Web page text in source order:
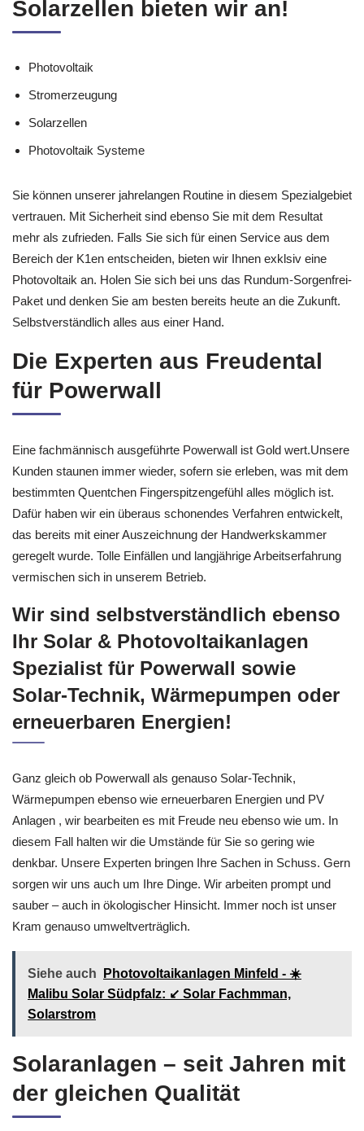
Solarzellen bieten wir an!
Photovoltaik
Stromerzeugung
Solarzellen
Photovoltaik Systeme
Sie können unserer jahrelangen Routine in diesem Spezialgebiet
vertrauen. Mit Sicherheit sind ebenso Sie mit dem Resultat
mehr als zufrieden. Falls Sie sich für einen Service aus dem
Bereich der K1en entscheiden, bieten wir Ihnen exklsiv eine
Photovoltaik an. Holen Sie sich bei uns das Rundum-Sorgenfrei-
Paket und denken Sie am besten bereits heute an die Zukunft.
Selbstverständlich alles aus einer Hand.
Die Experten aus Freudental
für Powerwall
Eine fachmännisch ausgeführte Powerwall ist Gold wert.Unsere
Kunden staunen immer wieder, sofern sie erleben, was mit dem
bestimmten Quentchen Fingerspitzengefühl alles möglich ist.
Dafür haben wir ein überaus schonendes Verfahren entwickelt,
das bereits mit einer Auszeichnung der Handwerkskammer
geregelt wurde. Tolle Einfällen und langjährige Arbeitserfahrung
vermischen sich in unserem Betrieb.
Wir sind selbstverständlich ebenso
Ihr Solar & Photovoltaikanlagen
Spezialist für Powerwall sowie
Solar-Technik, Wärmepumpen oder
erneuerbaren Energien!
Ganz gleich ob Powerwall als genauso Solar-Technik,
Wärmepumpen ebenso wie erneuerbaren Energien und PV
Anlagen , wir bearbeiten es mit Freude neu ebenso wie um. In
diesem Fall halten wir die Umstände für Sie so gering wie
denkbar. Unsere Experten bringen Ihre Sachen in Schuss. Gern
sorgen wir uns auch um Ihre Dinge. Wir arbeiten prompt und
sauber – auch in ökologischer Hinsicht. Immer noch ist unser
Kram genauso umweltverträglich.
Siehe auch
Photovoltaikanlagen Minfeld - ☀️
Malibu Solar Südpfalz: ↙️ Solar Fachmman,
Solarstrom
Solaranlagen – seit Jahren mit
der gleichen Qualität